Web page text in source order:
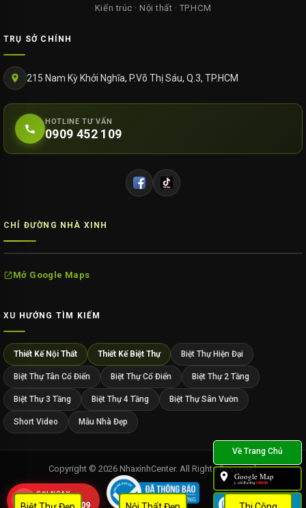
Kiến trúc · Nội thất · TP.HCM
TRỤ SỞ CHÍNH
215 Nam Kỳ Khởi Nghĩa, P.Võ Thị Sáu, Q.3, TP.HCM
HOTLINE TƯ VẤN
0909 452 109
CHỈ ĐƯỜNG NHÀ XINH
Mở Google Maps
XU HƯỚNG TÌM KIẾM
Thiết Kế Nội Thất Thiết Kế Biệt Thự Biệt Thự Hiện Đại
Biệt Thự Tân Cổ Điển Biệt Thự Cổ Điển Biệt Thự 2 Tầng
Biệt Thự 3 Tầng Biệt Thự 4 Tầng Biệt Thự Sân Vườn
Short Video Mẫu Nhà Đẹp
Copyright © 2026 NhaxinhCenter. All Rights Reserved.
Google Map
L.chỉ đường:136680
Zalo
GỌI NGAY
0909 452 109